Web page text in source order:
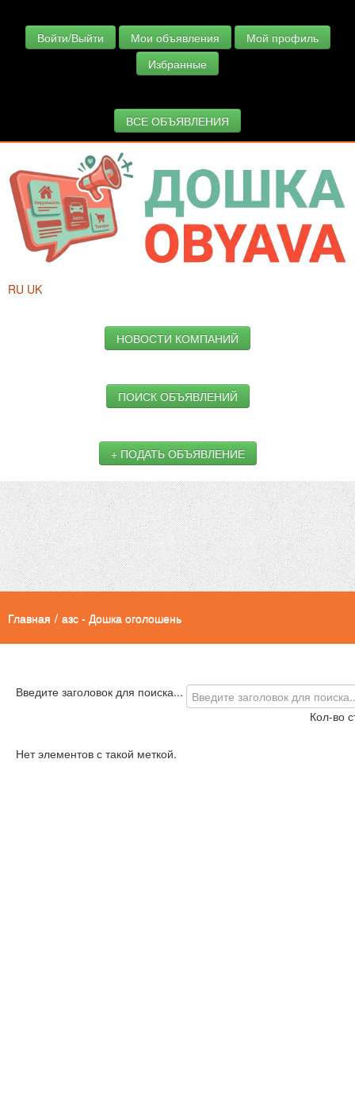
Войти/Выйти Мои объявления
Мой профиль
Избранные
ВСЕ ОБЪЯВЛЕНИЯ
RU UK
НОВОСТИ КОМПАНИЙ
ПОИСК ОБЪЯВЛЕНИЙ
+ ПОДАТЬ ОБЪЯВЛЕНИЕ
Главная / азс - Дошка оголошень
Введите заголовок для поиска...
Кол-во
Нет элементов с такой меткой.